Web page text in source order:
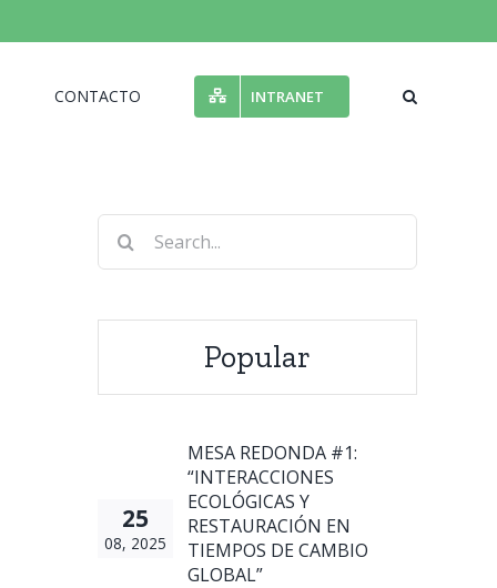
CONTACTO INTRANET
Search
Popular
25
08, 2025
MESA REDONDA #1:
“INTERACCIONES
ECOLÓGICAS Y
RESTAURACIÓN EN
TIEMPOS DE CAMBIO
GLOBAL”